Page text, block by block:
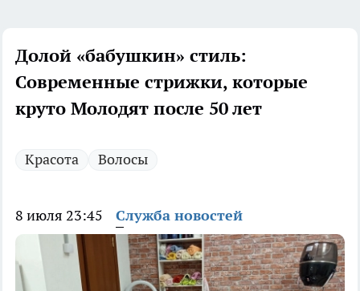
Долой «бабушкин» стиль:
Современные стрижки, которые
круто Молодят после 50 лет
Красота Волосы
8 июля 23:45 Служба новостей